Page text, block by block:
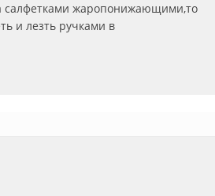
салфетками жаропонижающими,то
и лезть ручками в